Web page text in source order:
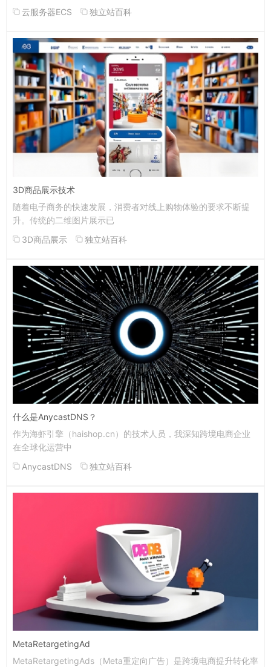
云服务器ECS 独立站百科
3D商品展示技术
随着电子商务的快速发展，消费者对线上购物体验的要求不断提
升。传统的二维图片展示已
3D商品展示
独立站百科
什么是AnycastDNS？
作为海虾引擎（haishop.cn）的技术人员，我深知跨境电商企业
在全球化运营中
AnycastDNS
独立站百科
MetaRetargetingAd
MetaRetargetingAds（Meta重定向广告）是跨境电商提升转化率